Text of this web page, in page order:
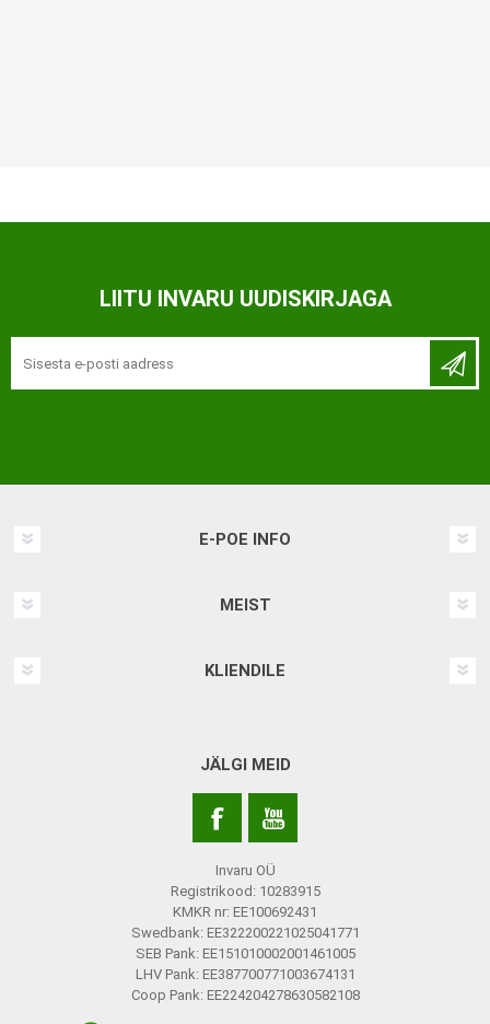
LIITU INVARU UUDISKIRJAGA
E-POE INFO
MEIST
KLIENDILE
JÄLGI MEID
Invaru OÜ
Registrikood: 10283915
KMKR nr: EE100692431
Swedbank: EE322200221025041771
SEB Pank: EE151010002001461005
LHV Pank: EE387700771003674131
Coop Pank: EE224204278630582108